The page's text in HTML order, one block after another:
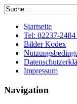
Startseite
Tel: 02237-
Bilder Kodex
Impressum
Navigation